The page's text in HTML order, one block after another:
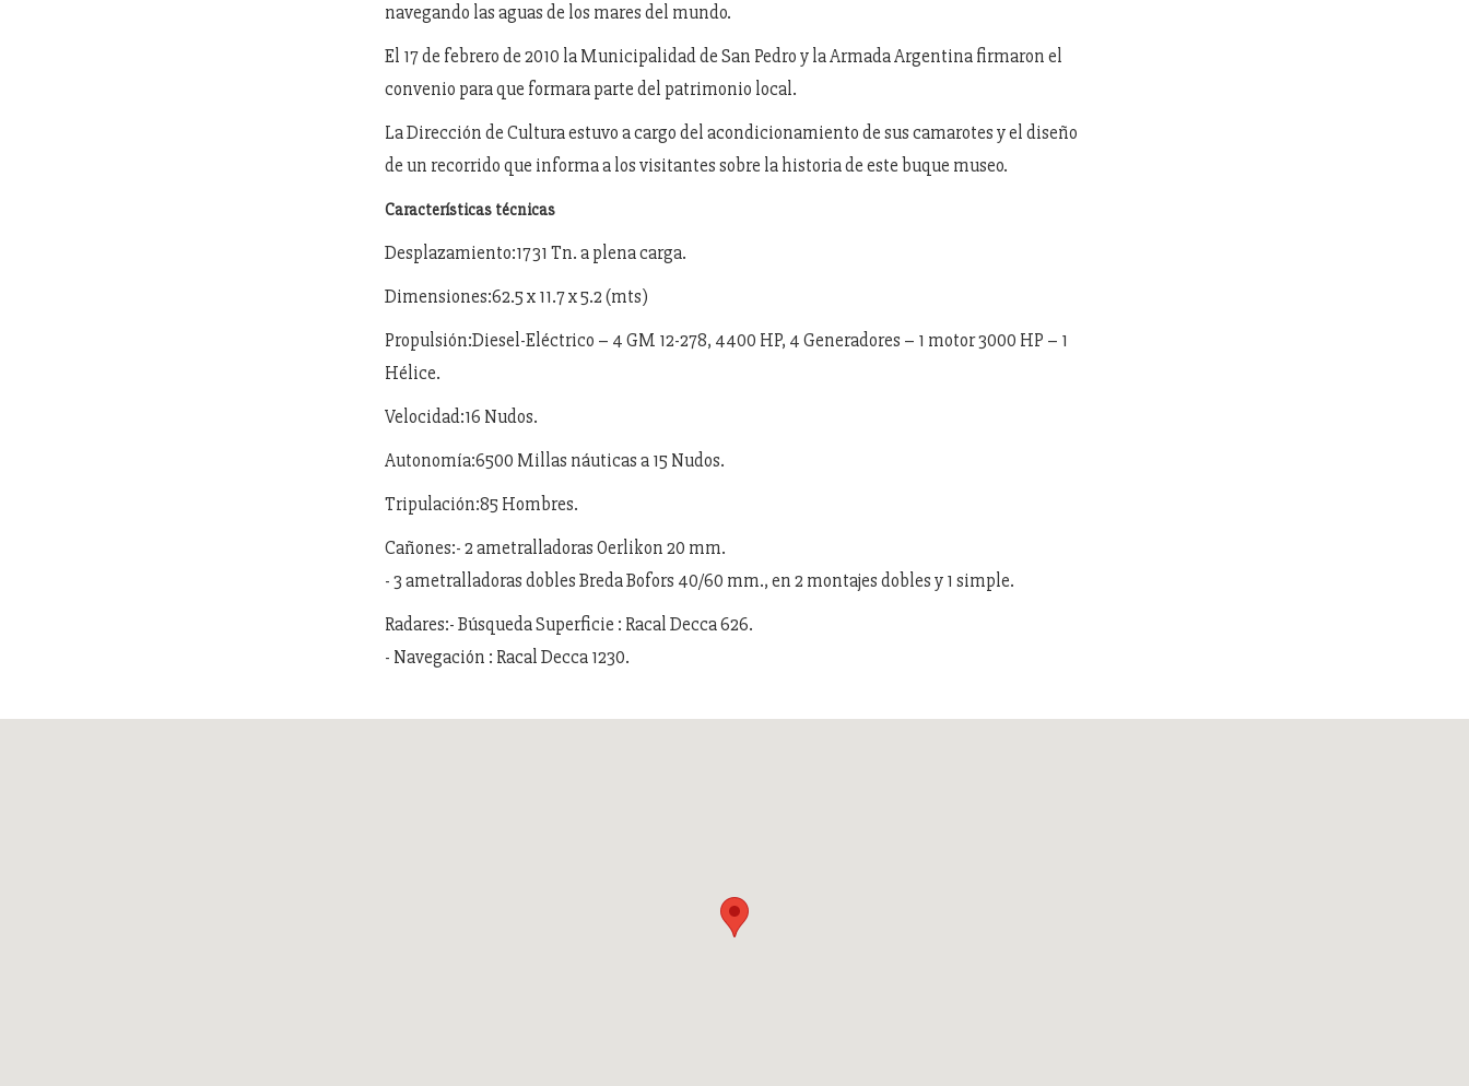
navegando las aguas de los mares del mundo.
El 17 de febrero de 2010 la Municipalidad de San Pedro y la Armada Argentina firmaron el
convenio para que formara parte del patrimonio local.
La Dirección de Cultura estuvo a cargo del acondicionamiento de sus camarotes y el diseño
de un recorrido que informa a los visitantes sobre la historia de este buque museo.
Características técnicas
Desplazamiento:1731 Tn. a plena carga.
Dimensiones:62.5 x 11.7 x 5.2 (mts)
Propulsión:Diesel-Eléctrico – 4 GM 12-278, 4400 HP, 4 Generadores – 1 motor 3000 HP – 1
Hélice.
Velocidad:16 Nudos.
Autonomía:6500 Millas náuticas a 15 Nudos.
Tripulación:85 Hombres.
Cañones:- 2 ametralladoras Oerlikon 20 mm.
- 3 ametralladoras dobles Breda Bofors 40/60 mm., en 2 montajes dobles y 1 simple.
Radares:- Búsqueda Superficie : Racal Decca 626.
- Navegación : Racal Decca 1230.